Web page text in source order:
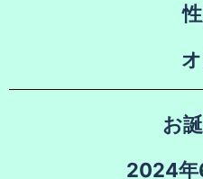
お
2024年